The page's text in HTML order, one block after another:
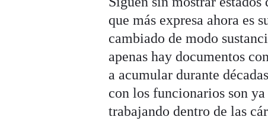
que más expresa ahora es
cambiado de modo
apenas hay documentos
a acumular durante
con los funcionarios son
trabajando dentro de las